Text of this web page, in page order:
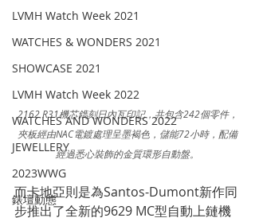
LVMH Watch Week 2021
WATCHES & WONDERS 2021
SHOWCASE 2021
LVMH Watch Week 2022
WATCHES AND WONDERS 2022
JEWELLERY
2023WWG
錶壇動態
2162 R31機芯鐫刻日內瓦印記，共包含242個零件，
夾板經由NAC電鍍處理呈墨褐色，儲能72小時，配備
經過悉心裝飾的金質環形自動盤。
而卡地亞則是為Santos-Dumont新作同
步推出了全新的9629 MC型自動上鏈機